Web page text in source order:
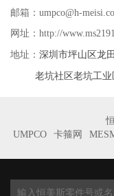
邮箱：umpco@h-
网址：http://
地址： 深圳市坪山区龙
老坑社区老坑工业
UMPCO
卡箍网